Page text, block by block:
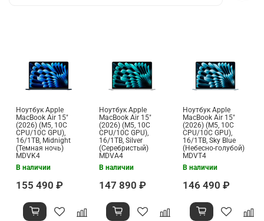
Ноутбук Apple
MacBook Air 15"
(2026) (M5, 10C
CPU/10C GPU),
16/1TB, Midnight
(Темная ночь)
MDVK4
В наличии
155 490 ₽
Ноутбук Apple
MacBook Air 15"
(2026) (M5, 10C
CPU/10C GPU),
16/1TB, Silver
(Серебристый)
MDVA4
В наличии
147 890 ₽
Ноутбук Apple
MacBook Air 15"
(2026) (M5, 10C
CPU/10C GPU),
16/1TB, Sky Blue
(Небесно-голубой)
MDVT4
В наличии
146 490 ₽